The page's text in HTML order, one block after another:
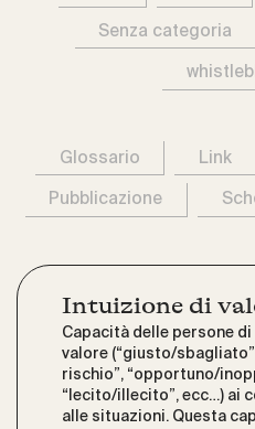
Senza categoria
Glossario Link
Pubblicazione
Intuizione di
Capacità delle persone di
valore (“giusto/
rischio”, “opportuno/
“lecito/illecito”, ecc…) ai
alle situazioni. Questa